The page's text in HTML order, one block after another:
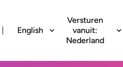
English
Versturen
vanuit:
Nederland